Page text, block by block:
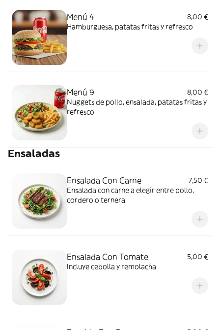
Menú 4
8,00 €
Hamburguesa, patatas fritas y refresco
Menú 9
8,00 €
Nuggets de pollo, ensalada, patatas fritas y
refresco
Ensaladas
Ensalada Con Carne
7,50 €
Ensalada con carne a elegir entre pollo,
cordero o ternera
Ensalada Con Tomate
5,00 €
Incluye cebolla y remolacha